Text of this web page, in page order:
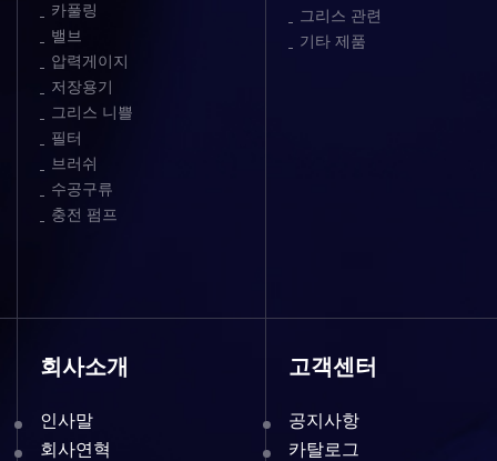
카풀링
밸브
압력게이지
저장용기
그리스 니쁠
필터
브러쉬
수공구류
충전 펌프
그리스 관련
기타 제품
회사소개
인사말
회사연혁
고객센터
공지사항
카탈로그